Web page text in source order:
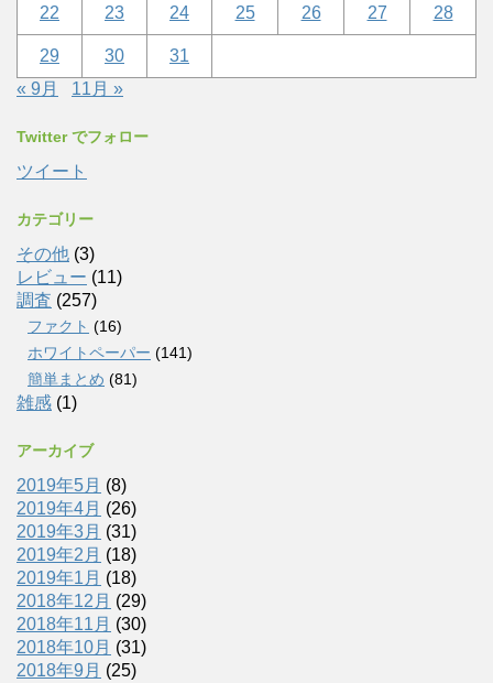
22 23 24 25 26 27 28
29 30
31
« 9月
11月 »
Twitter でフォロー
ツイート
カテゴリー
その他 (3)
レビュー (11)
調査 (257)
ファクト (16)
ホワイトペーパー (141)
簡単まとめ (81)
雑感 (1)
アーカイブ
2019年5月 (8)
2019年4月 (26)
2019年3月 (31)
2019年2月 (18)
2019年1月 (18)
2018年12月 (29)
2018年11月 (30)
2018年10月 (31)
2018年9月 (25)